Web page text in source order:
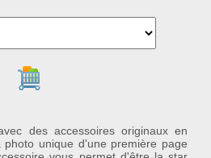
Ajouter au panier
des accessoires originaux en
unique d'une première page